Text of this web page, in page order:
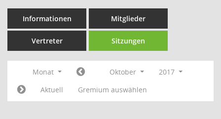
Informationen Mitglieder
Vertreter Sitzungen
Monat Oktober
2017
Aktuell
Gremium auswählen